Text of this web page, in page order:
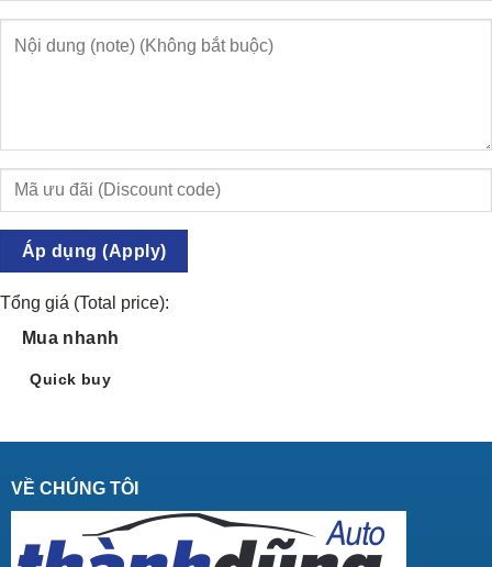
Áp dụng (Apply)
Tổng giá (Total price):
Mua nhanh
Quick buy
VỀ CHÚNG TÔI